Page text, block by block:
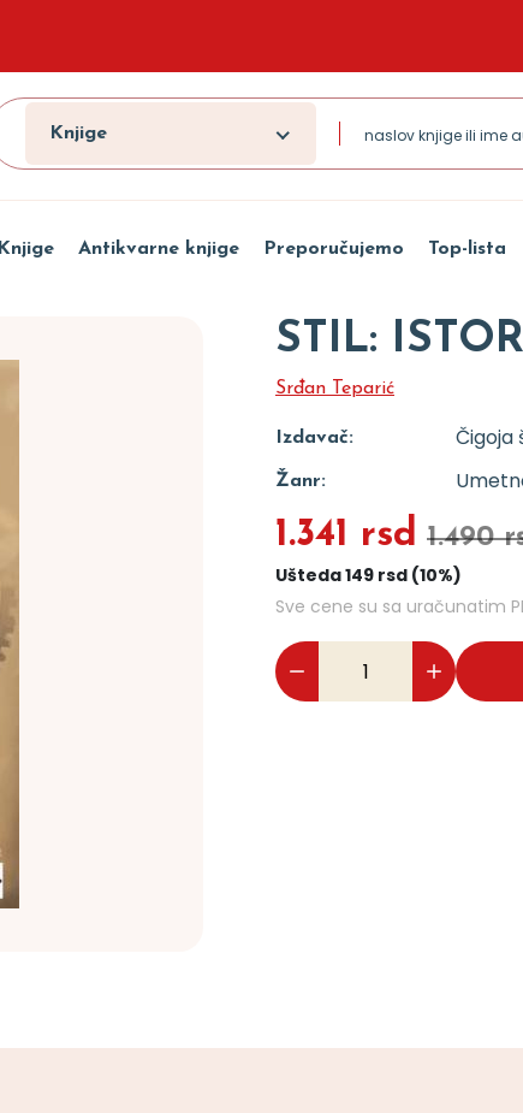
Knjige
Knjige Antikvarne knjige Preporučujemo Top-lista
STIL:
Srđan Teparić
Izdavač: Čigoja
Žanr:
1.341 rsd 1.490
Ušteda 149 rsd (10%)
Sve cene su sa uračunatim